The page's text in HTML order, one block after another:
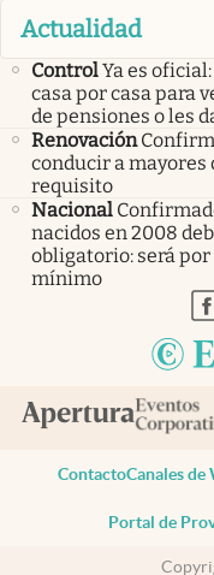
Actualidad
ControlYa es
casa por casa para
de pensiones o les
Renovación
conducir a mayores
requisito
Nacional
nacidos en 2008
obligatorio: será
mínimo
ContactoCanales
Portal de